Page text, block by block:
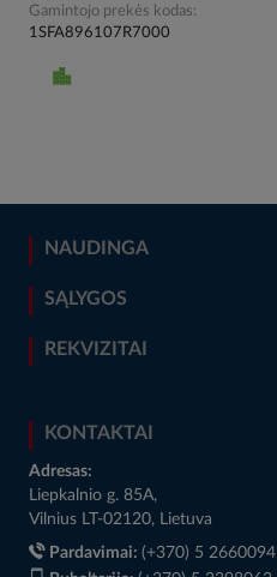
Gamintojo prekės kodas
1SFA896107R7000
NAUDINGA
SĄLYGOS
REKVIZITAI
KONTAKTAI
Adresas:
Liepkalnio g. 85A,
Vilnius LT-02120, Lietuva
Pardavimai: (+370) 5 2660094